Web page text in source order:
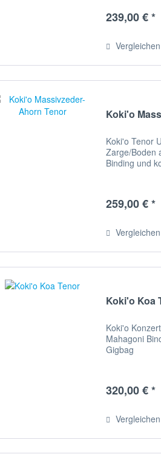
239,00 € *
Vergleichen
Koki'o
Koki'o Tenor
Zarge/Boden
Binding und
259,00 € *
Vergleichen
Koki'o Koa
Koki'o
Mahagoni
Gigbag
320,00 € *
Vergleichen